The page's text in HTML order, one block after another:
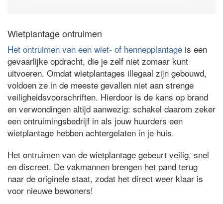
Wietplantage ontruimen
Het ontruimen van een wiet- of hennepplantage is een
gevaarlijke opdracht, die je zelf niet zomaar kunt
uitvoeren. Omdat wietplantages illegaal zijn gebouwd,
voldoen ze in de meeste gevallen niet aan strenge
veiligheidsvoorschriften. Hierdoor is de kans op brand
en verwondingen altijd aanwezig: schakel daarom zeker
een ontruimingsbedrijf in als jouw huurders een
wietplantage hebben achtergelaten in je huis.
Het ontruimen van de wietplantage gebeurt veilig, snel
en discreet. De vakmannen brengen het pand terug
naar de originele staat, zodat het direct weer klaar is
voor nieuwe bewoners!